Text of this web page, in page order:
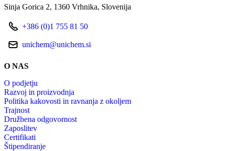
Sinja Gorica 2 1360 Vrhnika Slovenija
+386 (0)1 755 81 50
unichem@unichem.si
O NAS
O podjetju
Razvoj in proizvodnja
Politika kakovosti in ravnanja z okoljem
Trajnost
Družbena odgovornost
Zaposlitev
Certifikati
Štipendiranje